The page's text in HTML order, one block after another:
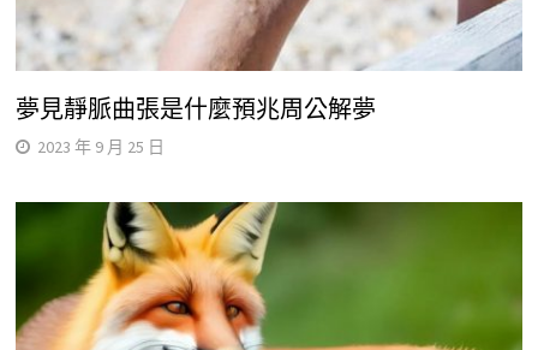
夢見靜脈曲張是什麼預兆周公解夢
2023 年 9 月 25 日